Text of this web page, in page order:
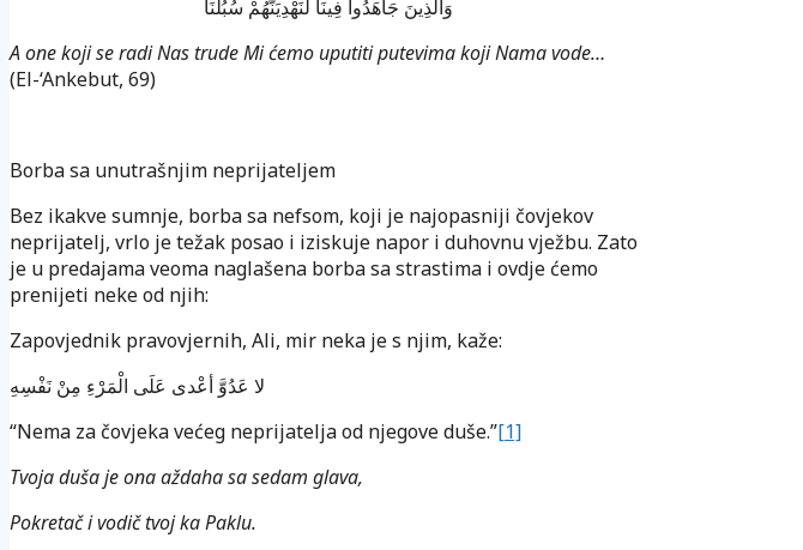
وَالَّذِينَ جَاهَدُوا فِينَا لَنَهْدِيَنَّهُمْ سُبُلَنَا
A one koji se radi Nas trude Mi ćemo uputiti putevima koji Nama vode…
(El-‘Ankebut, 69)
Borba sa unutrašnjim neprijateljem
Bez ikakve sumnje, borba sa nefsom, koji je najopasniji čovjekov
neprijatelj, vrlo je težak posao i iziskuje napor i duhovnu vježbu. Zato
je u predajama veoma naglašena borba sa strastima i ovdje ćemo
prenijeti neke od njih:
Zapovjednik pravovjernih, Ali, mir neka je s njim, kaže:
لا عَدُوَّ أعْدى عَلَى الْمَرْءِ مِنْ نَفْسِهِ
“Nema za čovjeka većeg neprijatelja od njegove duše.”[1]
Tvoja duša je ona aždaha sa sedam glava,
Pokretač i vodič tvoj ka Paklu.